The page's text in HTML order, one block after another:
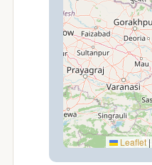
Leaflet |